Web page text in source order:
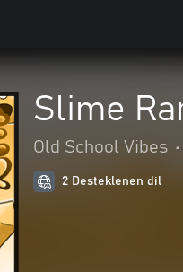
Slime
Old School Vibes •
2 Desteklenen dil